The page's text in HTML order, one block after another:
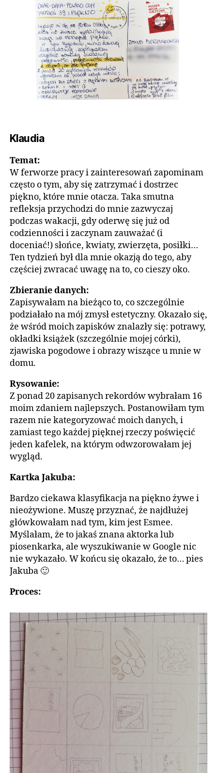
Klaudia
Temat:
W ferworze pracy i zainteresowań zapominam
często o tym, aby się zatrzymać i dostrzec
piękno, które mnie otacza. Taka smutna
refleksja przychodzi do mnie zazwyczaj
podczas wakacji, gdy oderwę się już od
codzienności i zaczynam zauważać (i
doceniać!) słońce, kwiaty, zwierzęta, posiłki…
Ten tydzień był dla mnie okazją do tego, aby
częściej zwracać uwagę na to, co cieszy oko.
Zbieranie danych:
Zapisywałam na bieżąco to, co szczególnie
podziałało na mój zmysł estetyczny. Okazało się,
że wśród moich zapisków znalazły się: potrawy,
okładki książek (szczególnie mojej córki),
zjawiska pogodowe i obrazy wiszące u mnie w
domu.
Rysowanie:
Z ponad 20 zapisanych rekordów wybrałam 16
moim zdaniem najlepszych. Postanowiłam tym
razem nie kategoryzować moich danych, i
zamiast tego każdej pięknej rzeczy poświęcić
jeden kafelek, na którym odwzorowałam jej
wygląd.
Kartka Jakuba:
Bardzo ciekawa klasyfikacja na piękno żywe i
nieożywione. Muszę przyznać, że najdłużej
główkowałam nad tym, kim jest Esmee.
Myślałam, że to jakaś znana aktorka lub
piosenkarka, ale wyszukiwanie w Google nic
nie wykazało. W końcu się okazało, że to… pies
Jakuba 🙂
Proces: